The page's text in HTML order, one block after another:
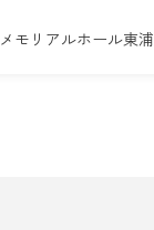
メモリアルホール東